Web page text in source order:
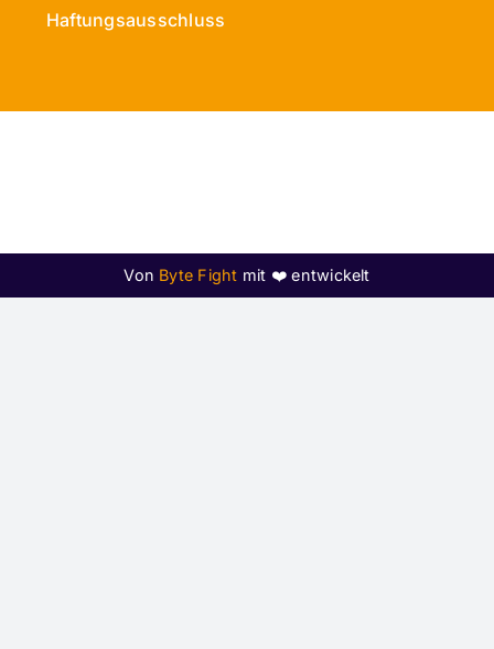
Haftungsausschluss
Von Byte Fight mit ❤️ entwickelt